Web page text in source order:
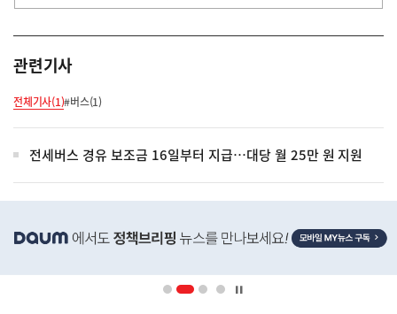
관련기사
전체기사(1)#버스(1)
전세버스 경유 보조금 16일부터 지급…대당 월 25만 원 지원
단